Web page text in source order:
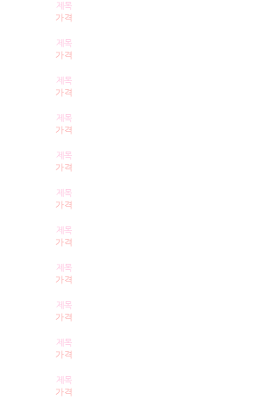
제목
가격
제목
가격
제목
가격
제목
가격
제목
가격
제목
가격
제목
가격
제목
가격
제목
가격
제목
가격
제목
가격